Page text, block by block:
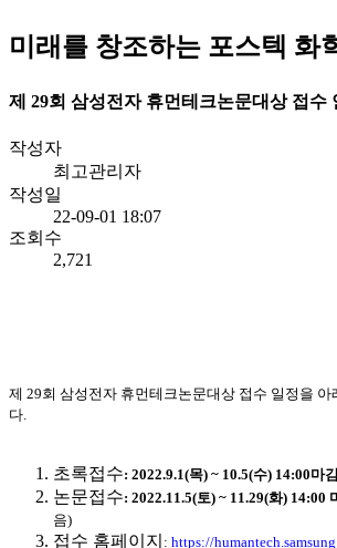
미래를 창조하는 포스텍 화
제 29회 삼성전자 휴먼테크논문대상 접수
작성자
최고관리자
작성일
22-09-01 18:07
조회수
2,721
제 29회 삼성전자 휴먼테크논문대상 접수 일정을 아
다.
초록접수: 2022.9.1(목) ~ 10.5(수) 14:00마
논문접수: 2022.11.5(토) ~ 11.29(화) 14:00
음)
접수 홈페이지 : https://